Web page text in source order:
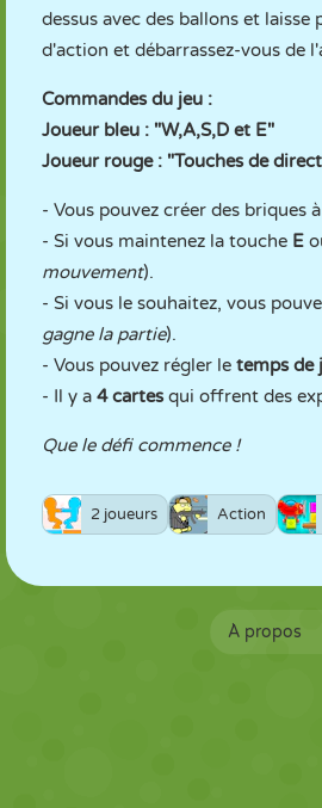
dessus avec des ballons et
d'action et débarrassez-vous de
Commandes du jeu :
Joueur bleu : "W,A,S,D et E"
Joueur rouge : "Touches de
- Vous pouvez créer des briques
- Si vous maintenez la touche E
mouvement).
- Si vous le souhaitez, vous
gagne la partie).
- Vous pouvez régler le temps de
- Il y a 4 cartesqui offrent des
Que le défi commence !
2 joueurs Action
À propos